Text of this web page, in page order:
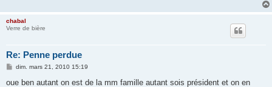
chabal
Verre de bière
Re: Penne perdue
M
s
dim. mars 21, 2010 15:19
oue ben autant on est de la mm famille autant sois président et on en